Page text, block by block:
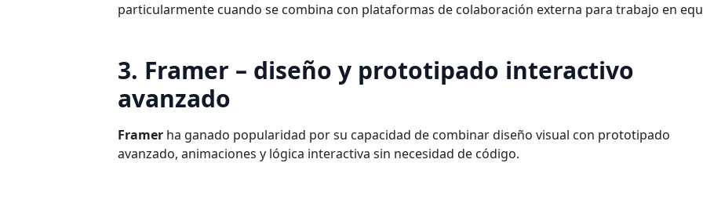
particularmente cuando se combina con plataformas de colaboración externa para trabajo en
3. Framer – diseño y prototipado interactivo
avanzado
Framer ha ganado popularidad por su capacidad de combinar diseño visual con prototipado
avanzado, animaciones y lógica interactiva sin necesidad de código.